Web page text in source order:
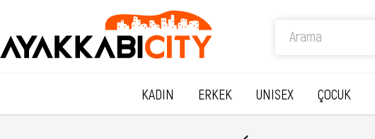
KADIN ERKEK UNISEX ÇOCUK